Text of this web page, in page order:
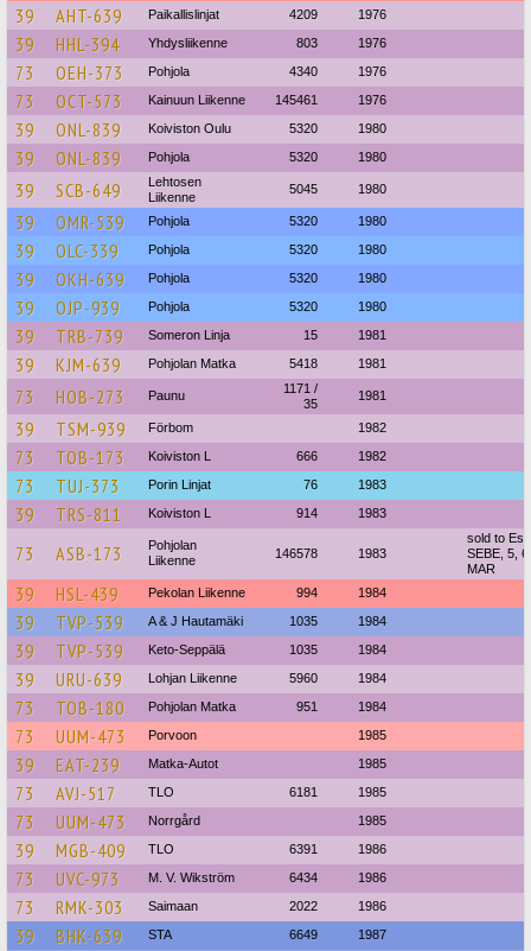
39 AHT-639 Paikallislinjat 4209 1976
39 HHL-394 Yhdysliikenne 803 1976
73 OEH-373 Pohjola 4340 1976
73 OCT-573 Kainuun Liikenne 145461 1976
39 ONL-839 Koiviston Oulu 5320 1980
39 ONL-839 Pohjola 5320 1980
39 SCB-649
Lehtosen
Liikenne
5045 1980
39 OMR-539 Pohjola 5320 1980
39 OLC-339 Pohjola 5320 1980
39 OKH-639 Pohjola 5320 1980
39 OJP-939 Pohjola 5320 1980
39 TRB-739 Someron Linja 15 1981
39 KJM-639 Pohjolan Matka 5418 1981
73 HOB-273 Paunu
1171 /
35
1981
39 TSM-939 Förbom 1982
73 TOB-173 Koiviston L 666 1982
73 TUJ-373 Porin Linjat 76 1983
39 TRS-811 Koiviston L 914 1983
73 ASB-173
Pohjolan
Liikenne
146578 1983
sold to
SEBE, 5,
MAR
39 HSL-439 Pekolan Liikenne 994 1984
39 TVP-539 A & J Hautamäki 1035 1984
39 TVP-539 Keto-Seppälä 1035 1984
39 URU-639 Lohjan Liikenne 5960 1984
73 TOB-180 Pohjolan Matka 951 1984
73 UUM-473 Porvoon 1985
39 EAT-239 Matka-Autot 1985
73 AVJ-517 TLO 6181 1985
73 UUM-473 Norrgård 1985
39 MGB-409 TLO 6391 1986
73 UVC-973 M. V. Wikström 6434 1986
73 RMK-303 Saimaan 2022 1986
39 BHK-639 STA 6649 1987